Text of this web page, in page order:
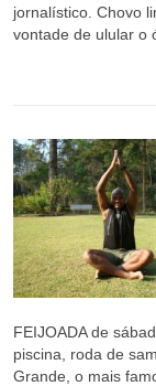
jornalístico. Chovo
vontade de ulular o
FEIJOADA de
piscina, roda de
Grande, o mais